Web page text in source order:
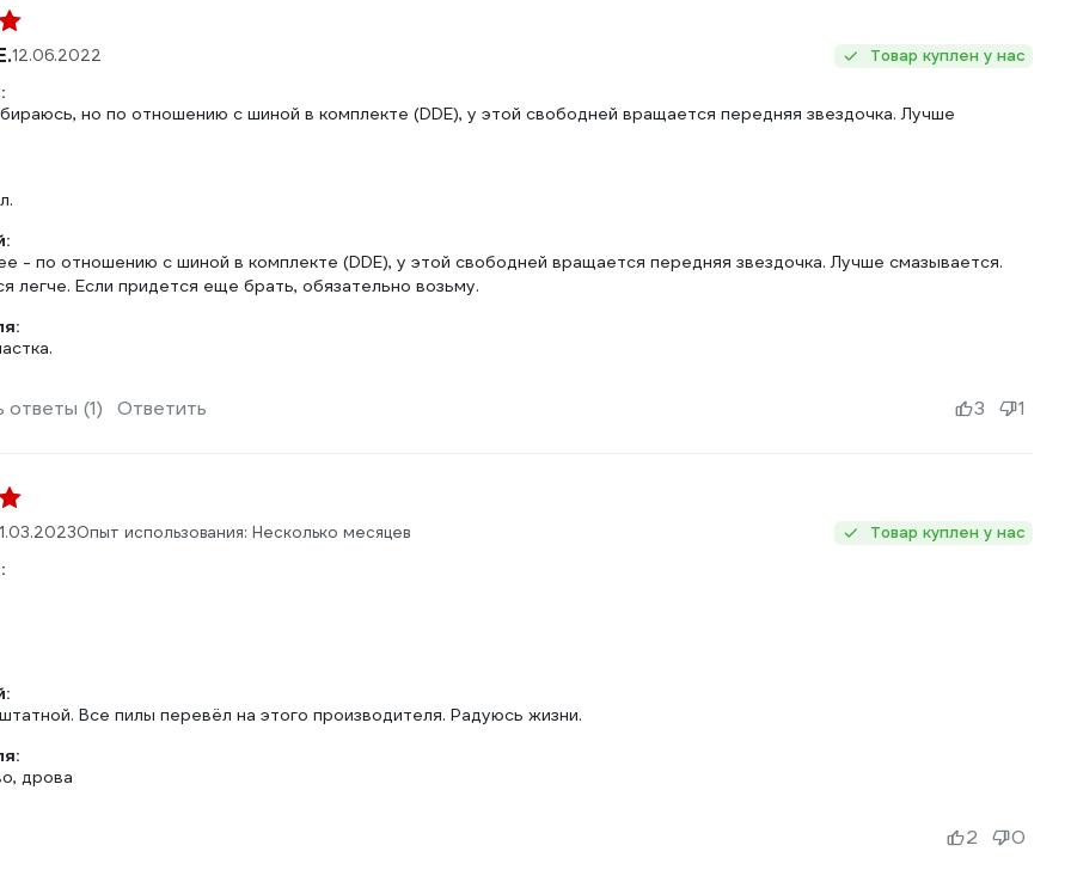
12.06.2022 Товар куплен у нас
но по отношению с шиной в комплекте (DDE), у этой свободней вращается передняя звездочка. Лучше
- по отношению с шиной в комплекте (DDE), у этой свободней вращается передняя звездочка. Лучше смазывается.
легче. Если придется еще брать, обязательно возьму.
(1) Ответить 3 1
Опыт использования: Несколько месяцев Товар куплен у нас
Все пилы перевёл на этого производителя. Радуюсь жизни.
дрова
2 0